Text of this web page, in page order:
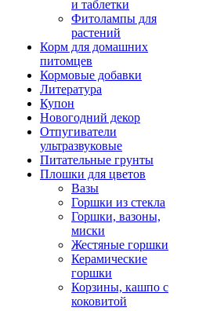
и таблетки
Фитолампы для
растений
Корм для домашних
питомцев
Кормовые добавки
Литература
Купон
Новогодний декор
Отпугиватели
ультразвуковые
Питательные грунты
Плошки для цветов
Вазы
Горшки из стекла
Горшки, вазоны,
миски
Жестяные горшки
Керамические
горшки
Корзины, кашпо с
коковитой